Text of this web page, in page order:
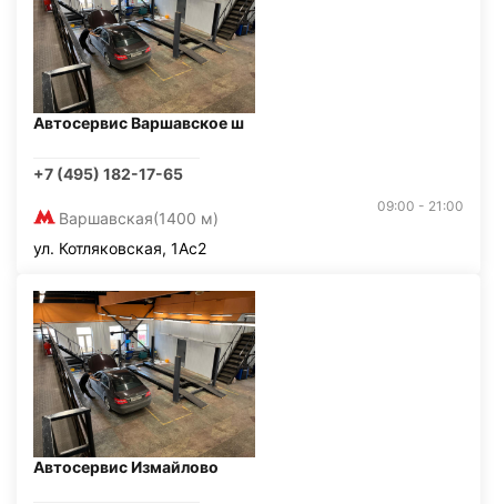
Автосервис Варшавское ш
+7 (495) 182-17-65
Варшавская(1400 м)
09:00 - 21:00
ул. Котляковская, 1Ас2
Автосервис Измайлово